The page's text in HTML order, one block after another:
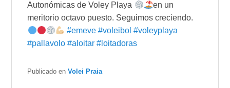
Autonómicas de Voley Playa
en un
meritorio octavo puesto. Seguimos creciendo.
#emeve #voleibol #voleyplaya
#pallavolo #aloitar # loitadoras
Publicado en Volei Praia